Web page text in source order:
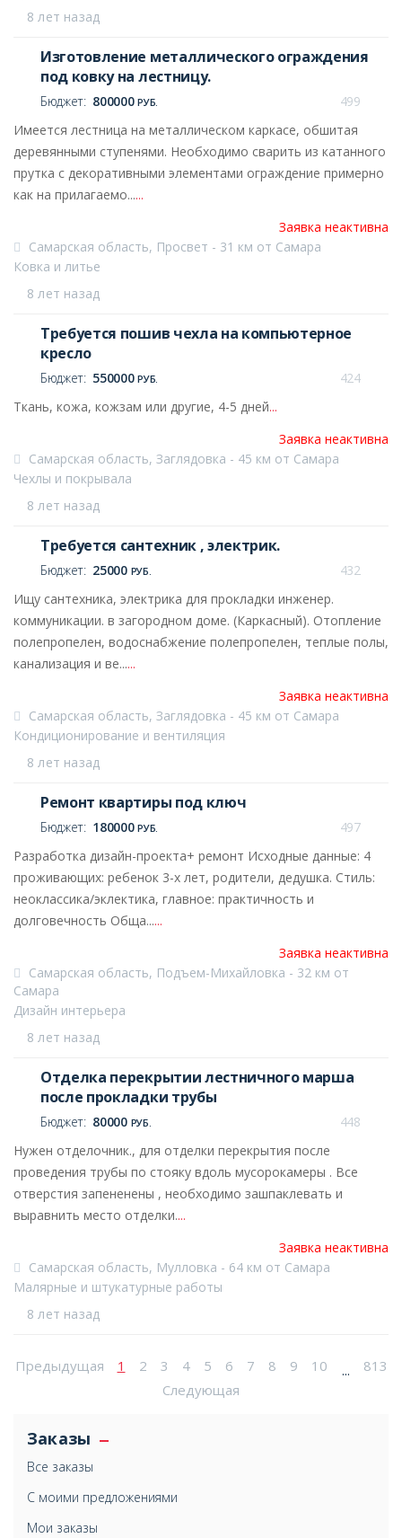
8 лет назад
Изготовление металлического ограждения
под ковку на лестницу.
Бюджет: 800000РУБ.
499
Имеется лестница на металлическом каркасе, обшитая
деревянными ступенями. Необходимо сварить из катанного
прутка с декоративными элементами ограждение примерно
как на прилагаемо......
Заявка неактивна
8 лет назад
Самарская область, Просвет - 31 км от Самара
Ковка и литье
Требуется пошив чехла на компьютерное
кресло
Бюджет: 550000РУБ.
424
Ткань, кожа, кожзам или другие, 4-5 дней...
Заявка неактивна
8 лет назад
Самарская область, Заглядовка - 45 км от Самара
Чехлы и покрывала
Требуется сантехник , электрик.
Бюджет: 25000 РУБ.
432
Ищу сантехника, электрика для прокладки инженер.
коммуникации. в загородном доме. (Каркасный). Отопление
полепропелен, водоснабжение полепропелен, теплые полы,
канализация и ве......
Заявка неактивна
8 лет назад
Самарская область, Заглядовка - 45 км от Самара
Кондиционирование и вентиляция
Ремонт квартиры под ключ
Бюджет: 180000РУБ.
497
Разработка дизайн-проекта+ ремонт Исходные данные: 4
проживающих: ребенок 3-х лет, родители, дедушка. Стиль:
неоклассика/эклектика, главное: практичность и
долговечность Обща......
Заявка неактивна
8 лет назад
Самарская область, Подъем-Михайловка - 32 км от
Самара
Дизайн интерьера
Отделка перекрытии лестничного марша
после прокладки трубы
Бюджет: 80000 РУБ.
448
Нужен отделочник., для отделки перекрытия после
проведения трубы по стояку вдоль мусорокамеры . Все
отверстия запененены , необходимо зашпаклевать и
выравнить место отделки....
Заявка неактивна
8 лет назад
Самарская область, Мулловка - 64 км от Самара
Малярные и штукатурные работы
Предыдущая 1 2 3 4 5 6 7 8 9 10 ...
813
Следующая
Заказы
Все заказы
С моими предложениями
Мои заказы